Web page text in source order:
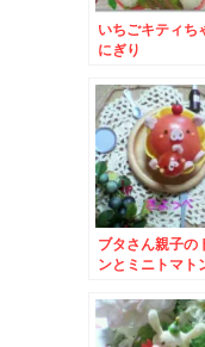
いちごキティち
にぎり
ブタさん親子の
ンとミニトマト